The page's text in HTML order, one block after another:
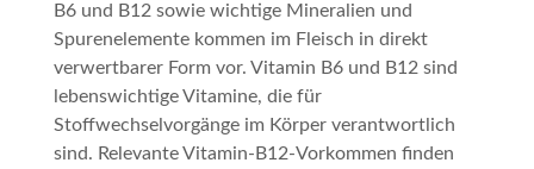
B6 und B12 sowie wichtige Mineralien und
Spurenelemente kommen im Fleisch in direkt
verwertbarer Form vor. Vitamin B6 und B12 sind
lebenswichtige Vitamine, die für
Stoffwechselvorgänge im Körper verantwortlich
sind. Relevante Vitamin-B12-Vorkommen finden